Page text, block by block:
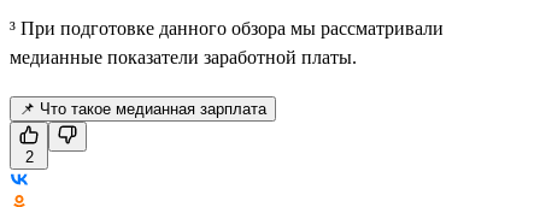
³ При подготовке данного обзора мы рассматривали
медианные показатели заработной платы.
📌 Что такое медианная зарплата
2